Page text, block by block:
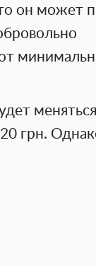
он может
грн.